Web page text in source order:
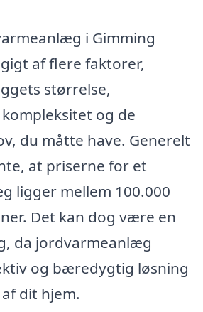
i Gimming
af flere faktorer,
størrelse,
og de
du måtte have. Generelt
at priserne for et
ligger mellem 100.000
Det kan dog være en
da jordvarmeanlæg
og bæredygtig løsning
dit hjem.